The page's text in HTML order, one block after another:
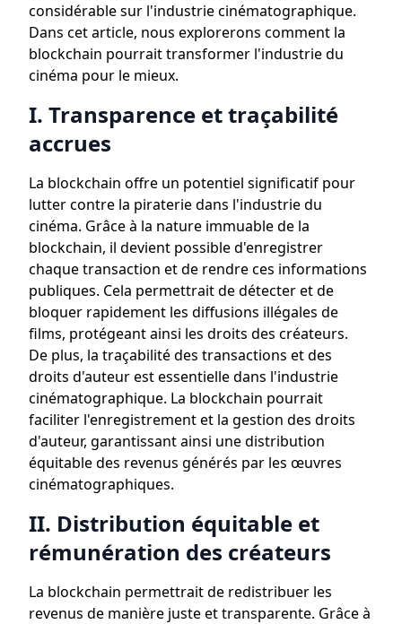
considérable sur l'industrie cinématographique.
Dans cet article, nous explorerons comment la
blockchain pourrait transformer l'industrie du
cinéma pour le mieux.
I. Transparence et traçabilité
accrues
La blockchain offre un potentiel significatif pour
lutter contre la piraterie dans l'industrie du
cinéma. Grâce à la nature immuable de la
blockchain, il devient possible d'enregistrer
chaque transaction et de rendre ces informations
publiques. Cela permettrait de détecter et de
bloquer rapidement les diffusions illégales de
films, protégeant ainsi les droits des créateurs.
De plus, la traçabilité des transactions et des
droits d'auteur est essentielle dans l'industrie
cinématographique. La blockchain pourrait
faciliter l'enregistrement et la gestion des droits
d'auteur, garantissant ainsi une distribution
équitable des revenus générés par les œuvres
cinématographiques.
II. Distribution équitable et
rémunération des créateurs
La blockchain permettrait de redistribuer les
revenus de manière juste et transparente. Grâce à